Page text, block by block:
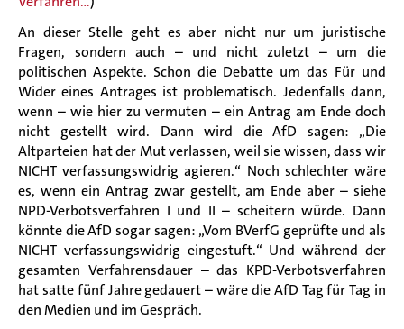
An dieser Stelle geht es aber nicht nur um juristische
Fragen, sondern auch – und nicht zuletzt – um die
politischen Aspekte. Schon die Debatte um das Für und
Wider eines Antrages ist problematisch. Jedenfalls dann,
wenn – wie hier zu vermuten – ein Antrag am Ende doch
nicht gestellt wird. Dann wird die AfD sagen: „Die
Altparteien hat der Mut verlassen, weil sie wissen, dass wir
NICHT verfassungswidrig agieren.“ Noch schlechter wäre
es, wenn ein Antrag zwar gestellt, am Ende aber – siehe
NPD-Verbotsverfahren I und II – scheitern würde. Dann
könnte die AfD sogar sagen: „Vom BVerfG geprüfte und als
NICHT verfassungswidrig eingestuft.“ Und während der
gesamten Verfahrensdauer – das KPD-Verbotsverfahren
hat satte fünf Jahre gedauert – wäre die AfD Tag für Tag in
den Medien und im Gespräch.